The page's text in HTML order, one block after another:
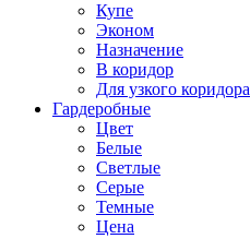
Купе
Эконом
Назначение
В коридор
Для узкого коридора
Гардеробные
Цвет
Белые
Светлые
Серые
Темные
Цена